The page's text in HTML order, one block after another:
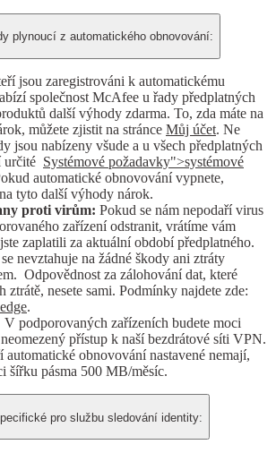
plynoucí z automatického obnovování:
jsou zaregistrováni k automatickému
společnost McAfee u řady předplatných
další výhody zdarma. To, zda máte na
můžete zjistit na stránce Můj účet. Ne
jsou nabízeny všude a u všech předplatných
určité Systémové požadavky">systémové
automatické obnovování vypnete,
tyto další výhody nárok.
proti virům: Pokud se nám nepodaří virus
zařízení odstranit, vrátíme vám
zaplatili za aktuální období předplatného.
nevztahuje na žádné škody ani ztráty
Odpovědnost za zálohování dat, které
ztrátě, nesete sami. Podmínky najdete zde:
.
V podporovaných zařízeních budete moci
přístup k naší bezdrátové síti VPN.
automatické obnovování nastavené nemají,
šířku pásma 500 MB/měsíc.
pro službu sledování identity: